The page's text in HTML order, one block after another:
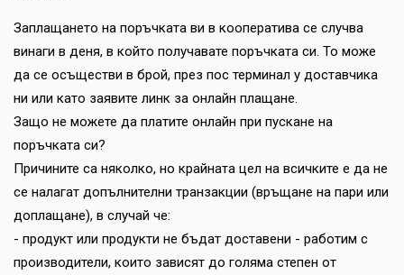
Заплащането на поръчката ви в кооператива се случва
винаги в деня, в който получавате поръчката си. То може
да се осъществи в брой, през пос терминал у доставчика
ни или като заявите линк за онлайн плащане.
Защо не можете да платите онлайн при пускане на
поръчката си?
Причините са няколко, но крайната цел на всичките е да не
се налагат допълнителни транзакции (връщане на пари или
доплащане), в случай че:
- продукт или продукти не бъдат доставени - работим с
производители, които зависят до голяма степен от